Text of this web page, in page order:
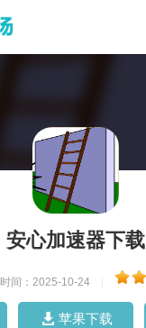
安心加速器下载
时间：2025-10-24
苹果下载